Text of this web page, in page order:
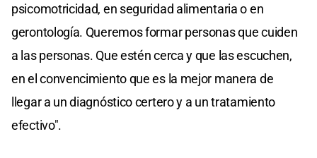
psicomotricidad, en seguridad alimentaria o en
gerontología. Queremos formar personas que cuiden
a las personas. Que estén cerca y que las escuchen,
en el convencimiento que es la mejor manera de
llegar a un diagnóstico certero y a un tratamiento
efectivo".